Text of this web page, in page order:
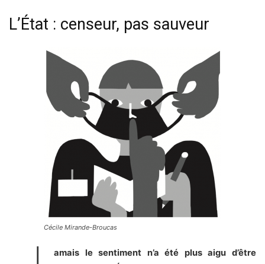
L’État : censeur, pas sauveur
Cécile Mirande-Broucas
amais le sentiment n’a été plus aigu d’être